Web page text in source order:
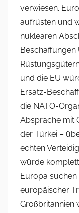
verwiesen.
aufrüsten und
nuklearen
und die EU
Ersatz-
die NATO-
Absprache mit
der Türkei –
echten
würde
Europa
europäischer
Großbritannien